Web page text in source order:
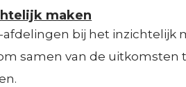
maken
bij het inzichtelijk
samen van de uitkomsten